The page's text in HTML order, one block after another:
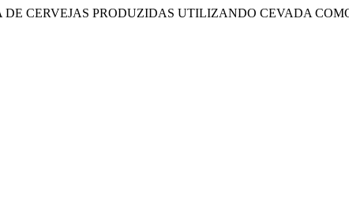
DE CERVEJAS PRODUZIDAS UTILIZANDO CEVADA